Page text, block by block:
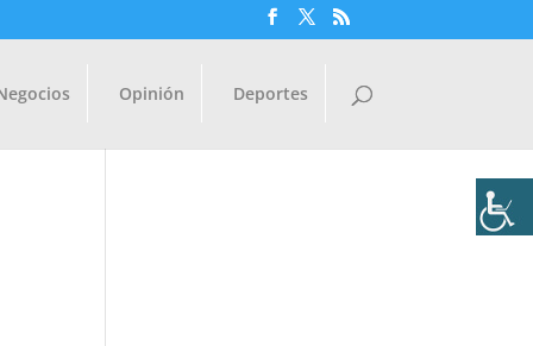
Opinión Deportes